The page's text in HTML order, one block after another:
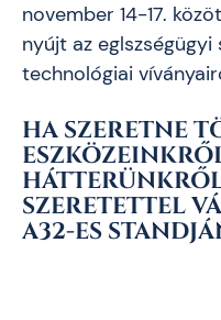
november 14-17.
nyújt az
technológiai
HA SZERETNE
SZERETETTEL
A32-ES